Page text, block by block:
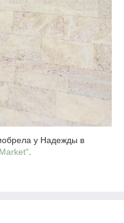
у Надежды в